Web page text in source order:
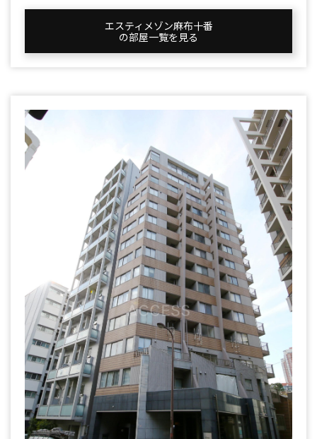
エスティメゾン麻布十番
の部屋一覧を⾒る